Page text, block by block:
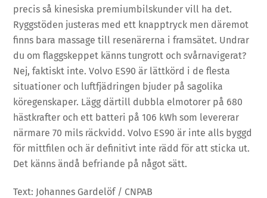
precis så kinesiska premiumbilskunder vill ha det.
Ryggstöden justeras med ett knapptryck men däremot
finns bara massage till resenärerna i framsätet. Undrar
du om flaggskeppet känns tungrott och svårnavigerat?
Nej, faktiskt inte. Volvo ES90 är lättkörd i de flesta
situationer och luftfjädringen bjuder på sagolika
köregenskaper. Lägg därtill dubbla elmotorer på 680
hästkrafter och ett batteri på 106 kWh som levererar
närmare 70 mils räckvidd. Volvo ES90 är inte alls byggd
för mittfilen och är definitivt inte rädd för att sticka ut.
Det känns ändå befriande på något sätt.
Text: Johannes Gardelöf / CNPAB